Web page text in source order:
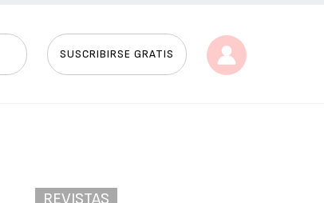
SUSCRIBIRSE GRATIS
REVISTAS